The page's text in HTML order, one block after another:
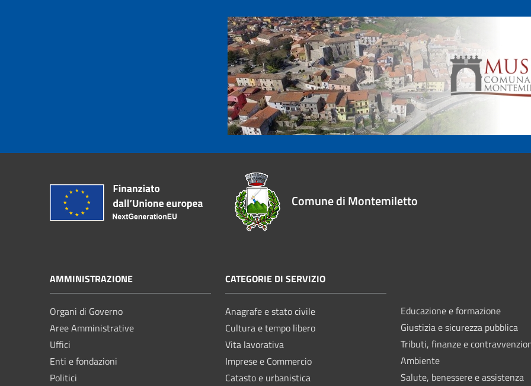
Comune di Montemiletto
AMMINISTRAZIONE
Organi di Governo
Aree Amministrative
Uffici
Enti e fondazioni
Politici
CATEGORIE DI SERVIZIO
Anagrafe e stato civile
Cultura e tempo libero
Vita lavorativa
Imprese e Commercio
Catasto e urbanistica
Educazione e formazione
Giustizia e sicurezza pubblica
Tributi, finanze e
Ambiente
Salute, benessere e assistenza